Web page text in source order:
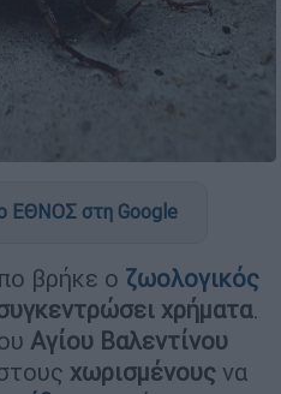
ΕΘΝΟΣ στη Google
βρήκε ο ζωολογικός
χρήματα.
Αγίου Βαλεντίνου
χωρισμένους να